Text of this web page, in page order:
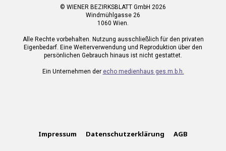
© WIENER BEZIRKSBLATT GmbH 2026
Windmühlgasse 26
1060 Wien.
Alle Rechte vorbehalten. Nutzung ausschließlich für den privaten
Eigenbedarf. Eine Weiterverwendung und Reproduktion über den
persönlichen Gebrauch hinaus ist nicht gestattet.
Ein Unternehmen der echo medienhaus ges.m.b.h.
Impressum Datenschutzerklärung AGB